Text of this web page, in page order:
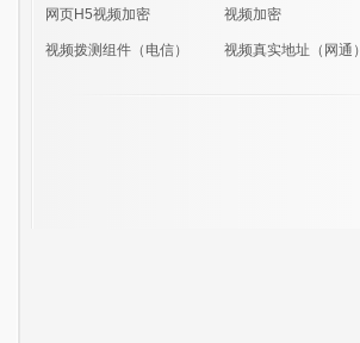
网页H5视频加密 视频加密
视频拨测组件（电信） 视频真实地址（网通）